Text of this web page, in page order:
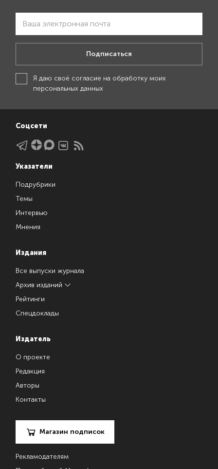
Подписаться
Я даю своё согласие на обработку моих
персональных данных
Соцсети
Указатели
Подрубрики
Темы
Интервью
Мнения
Издания
Все выпуски журнала
Архив изданий
Рейтинги
Спецдоклады
Издатель
О проекте
Редакция
Авторы
Контакты
Магазин подписок
Рекламодателям